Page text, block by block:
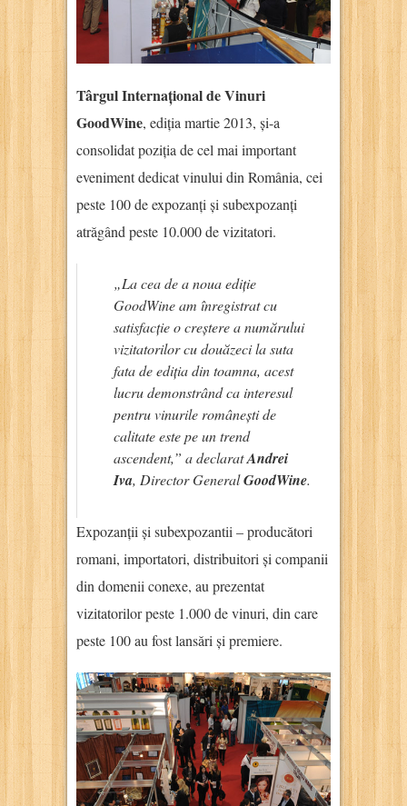
Târgul Internațional de Vinuri
GoodWine, ediția martie 2013, și-a
consolidat poziția de cel mai important
eveniment dedicat vinului din România, cei
peste 100 de expozanți și subexpozanți
atrăgând peste 10.000 de vizitatori.
„La cea de a noua ediție
GoodWine am înregistrat cu
satisfacție o creștere a numărului
vizitatorilor cu douăzeci la suta
fata de ediția din toamna, acest
lucru demonstrând ca interesul
pentru vinurile românești de
calitate este pe un trend
ascendent,” a declaratAndrei
Iva, Director GeneralGoodWine.
Expozanții și subexpozantii – producători
romani, importatori, distribuitori și companii
din domenii conexe, au prezentat
vizitatorilor peste 1.000 de vinuri, din care
peste 100 au fost lansări și premiere.